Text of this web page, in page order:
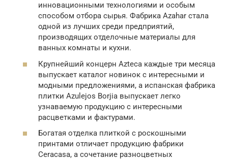
инновационными технологиями и особым
способом отбора сырья. Фабрика Azahar стала
одной из лучших среди предприятий,
производящих отделочные материалы для
ванных комнаты и кухни.
Крупнейший концерн Azteca каждые три месяца
выпускает каталог новинок с интересными и
модными предложениями, а испанская фабрика
плитки Azulejos Borjia выпускает легко
узнаваемую продукцию с интересными
расцветками и фактурами.
Богатая отделка плиткой с роскошными
принтами отличает продукцию фабрики
Ceracasa, а сочетание разноцветных